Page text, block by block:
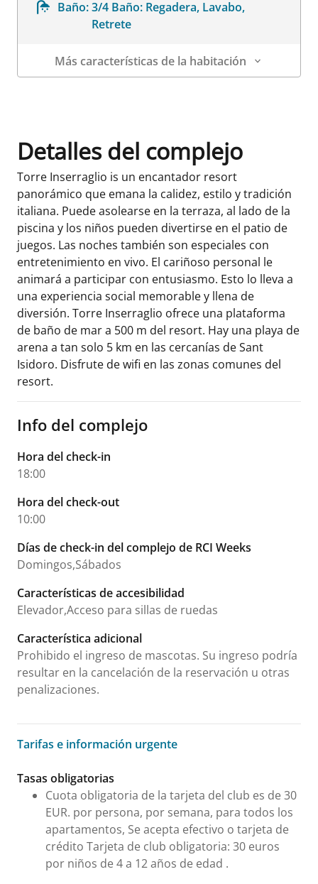
Baño: 3/4 Baño: Regadera, Lavabo,
Retrete
Más características de la habitación
Detalles del complejo
Torre Inserraglio is un encantador resort
panorámico que emana la calidez, estilo y tradición
italiana. Puede asolearse en la terraza, al lado de la
piscina y los niños pueden divertirse en el patio de
juegos. Las noches también son especiales con
entretenimiento en vivo. El cariñoso personal le
animará a participar con entusiasmo. Esto lo lleva a
una experiencia social memorable y llena de
diversión. Torre Inserraglio ofrece una plataforma
de baño de mar a 500 m del resort. Hay una playa de
arena a tan solo 5 km en las cercanías de Sant
Isidoro. Disfrute de wifi en las zonas comunes del
resort.
Info del complejo
Hora del check-in
18:00
Hora del check-out
10:00
Días de check-in del complejo de RCI Weeks
Domingos,Sábados
Características de accesibilidad
Elevador,Acceso para sillas de ruedas
Característica adicional
Prohibido el ingreso de mascotas. Su ingreso podría
resultar en la cancelación de la reservación u otras
penalizaciones.
Tarifas e información urgente
Tarifas e información urgente
Tasas obligatorias
Cuota obligatoria de la tarjeta del club es de 30
EUR. por persona, por semana, para todos los
apartamentos, Se acepta efectivo o tarjeta de
crédito Tarjeta de club obligatoria: 30 euros
por niños de 4 a 12 años de edad .